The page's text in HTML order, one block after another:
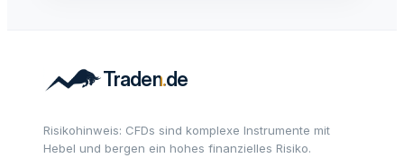
Risikohinweis: CFDs sind komplexe Instrumente mit
Hebel und bergen ein hohes finanzielles Risiko.